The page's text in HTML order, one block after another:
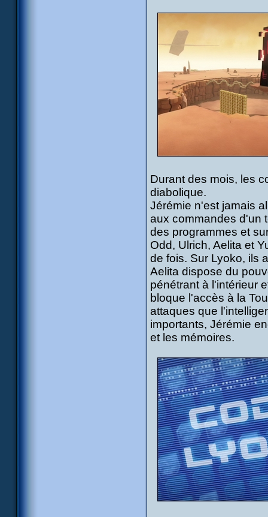
Durant des mois, les
diabolique.
Jérémie n'est jamais
aux commandes d'un
des programmes et
Odd, Ulrich, Aelita et
de fois. Sur Lyoko, ils
Aelita dispose du
pénétrant à l'intérieur
bloque l'accès à la
attaques que
importants, Jérémie
et les mémoires.